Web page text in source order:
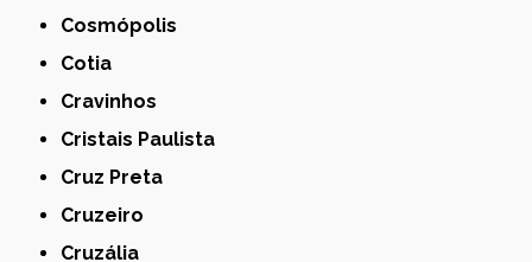
Cosmópolis
Cotia
Cravinhos
Cristais Paulista
Cruz Preta
Cruzeiro
Cruzália